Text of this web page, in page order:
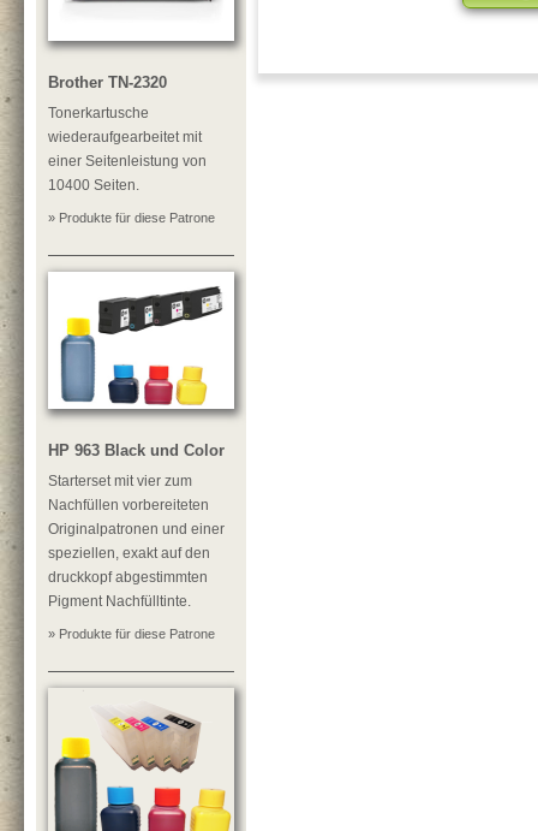
Brother TN-2320
Tonerkartusche
wiederaufgearbeitet mit
einer Seitenleistung von
10400 Seiten.
» Produkte für diese Patrone
HP 963 Black und Color
Starterset mit vier zum
Nachfüllen vorbereiteten
Originalpatronen und einer
speziellen, exakt auf den
druckkopf abgestimmten
Pigment Nachfülltinte.
» Produkte für diese Patrone